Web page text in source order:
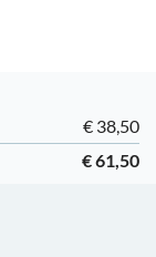
€ 38,50
€ 61,50